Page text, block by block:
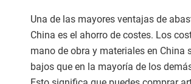
Una de las mayores ventajas de
China es el ahorro de costes. Los
mano de obra y materiales en China
bajos que en la mayoría de los